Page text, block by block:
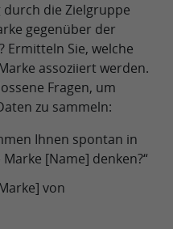
die Zielgruppe
gegenüber der
Ermitteln Sie, welche
assoziiert werden.
Fragen, um
zu sammeln:
Ihnen spontan in
[Name] denken?“
von